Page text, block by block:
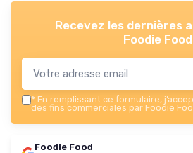
Recevez les dernières
Foodie Food
* En remplissant ce formulaire,
des fins commerciales par Foodie
Foodie Food